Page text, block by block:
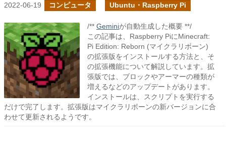
2022-06-19 コンピュータ Ubuntu・Raspberry Pi
/** Geminiが自動生成した概要 **/
この記事は、Raspberry PiにMinecraft:
Pi Edition: Reborn (マイクラリボーン)
の拡張版をインストールする方法と、そ
の拡張機能について解説しています。拡
張版では、ブロックやアーマーの種類が
増えるなどのアップデートがあります。
インストールは、スクリプトを実行する
だけで完了します。拡張版はマイクラリボーンの新バージョンに合
わせて更新されるようです。